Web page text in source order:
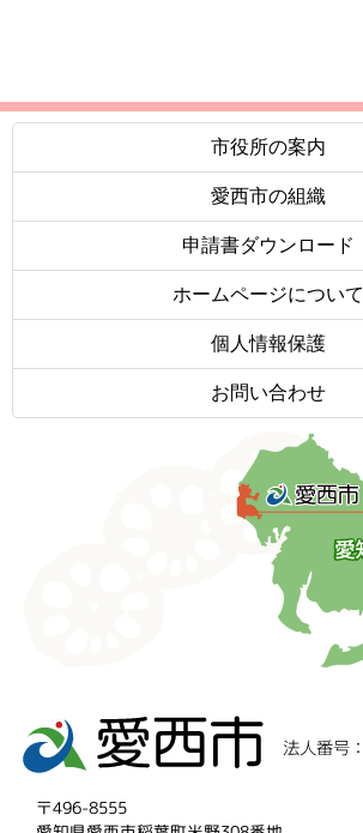
市役所の案内
愛西市の組織
申請書ダウンロード
ホームページについて
個人情報保護
お問い合わせ
〒496-8555